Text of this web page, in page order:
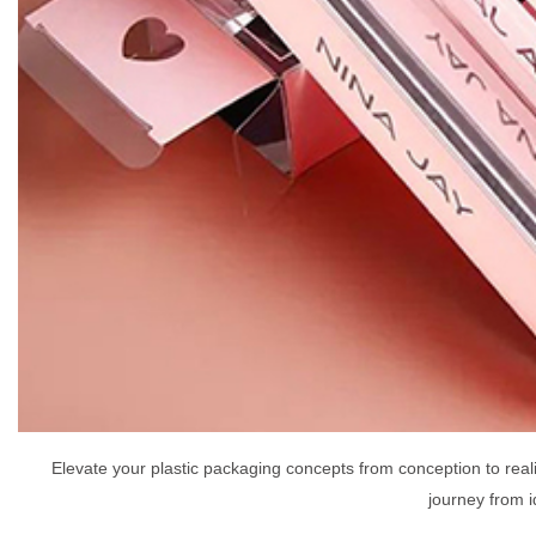
Elevate your plastic packaging concepts from conception to
journey from